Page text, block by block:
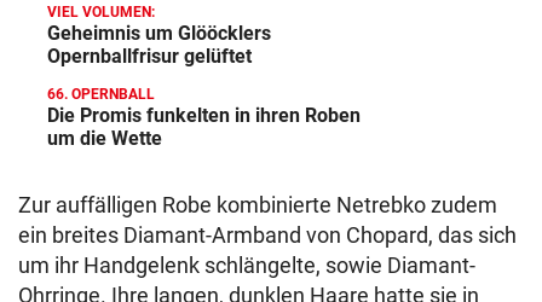
VIEL VOLUMEN:
Geheimnis um Glööcklers
Opernballfrisur gelüftet
66. OPERNBALL
Die Promis funkelten in ihren Roben
um die Wette
Zur auffälligen Robe kombinierte Netrebko zudem
ein breites Diamant-Armband von Chopard, das sich
um ihr Handgelenk schlängelte, sowie Diamant-
Ohrringe. Ihre langen, dunklen Haare hatte sie in